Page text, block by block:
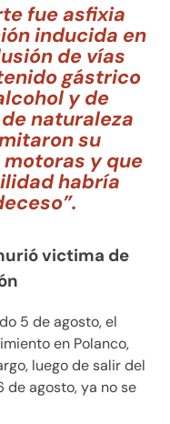
fue asfixia
inducida en
de vías
gástrico
y de
naturaleza
su
y que
habría
victima de
5 de agosto, el
en Polanco,
luego de salir del
de agosto, ya no se